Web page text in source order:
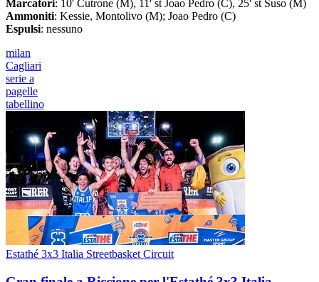
Marcatori: 10' Cutrone (M), 11' st Joao Pedro (C), 25' st Suso (M)
Ammoniti: Kessie, Montolivo (M); Joao Pedro (C)
Espulsi: nessuno
milan
Cagliari
serie a
pagelle
tabellino
Estathé 3x3 Italia Streetbasket Circuit